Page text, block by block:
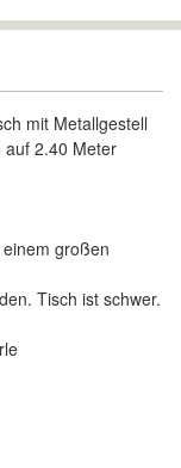
mit Metallgestell
auf 2.40 Meter
großen
Tisch ist schwer.